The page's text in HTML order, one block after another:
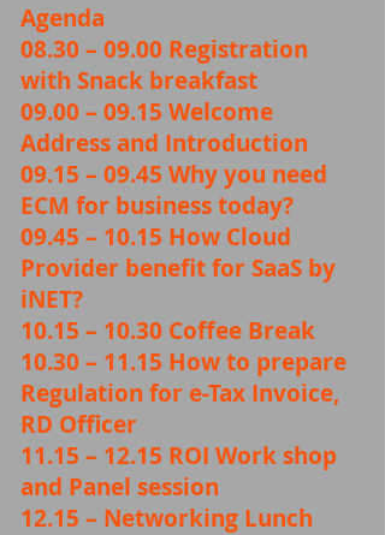
Agenda
08.30 – 09.00 Registration
with Snack breakfast
09.00 – 09.15 Welcome
Address and Introduction
09.15 – 09.45 Why you need
ECM for business today?
09.45 – 10.15 How Cloud
Provider benefit for SaaS by
iNET?
10.15 – 10.30 Coffee Break
10.30 – 11.15 How to prepare
Regulation for e-Tax Invoice,
RD Officer
11.15 – 12.15 ROI Work shop
and Panel session
12.15 – Networking Lunch